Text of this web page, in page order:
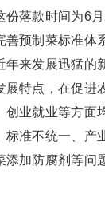
份落款时间为6
善预制菜标准体
年来发展迅猛的
展特点，在促进
创业就业等方面
标准不统一、产
添加防腐剂等问